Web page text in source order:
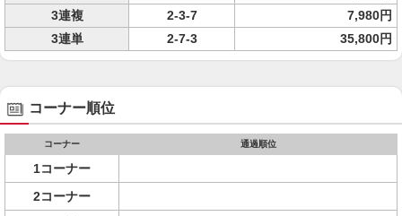
3連複
2-3-7
7,980円
3連単
2-7-3 35,800円
コーナー順位
コーナー 通過順位
1コーナー
2コーナー